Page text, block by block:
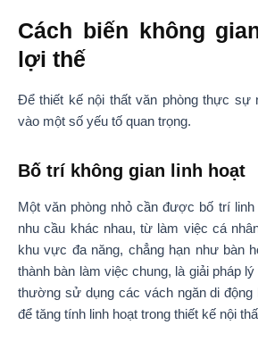
Cách biến không
lợi thế
Để thiết kế nội thất văn phòng thực sự
vào một số yếu tố quan trọng.
Bố trí không gian linh hoạt
Một văn phòng nhỏ cần được bố trí
nhu cầu khác nhau, từ làm việc cá
khu vực đa năng, chẳng hạn như bàn
thành bàn làm việc chung, là giải pháp
thường sử dụng các vách ngăn di động
để tăng tính linh hoạt trong thiết kế nội